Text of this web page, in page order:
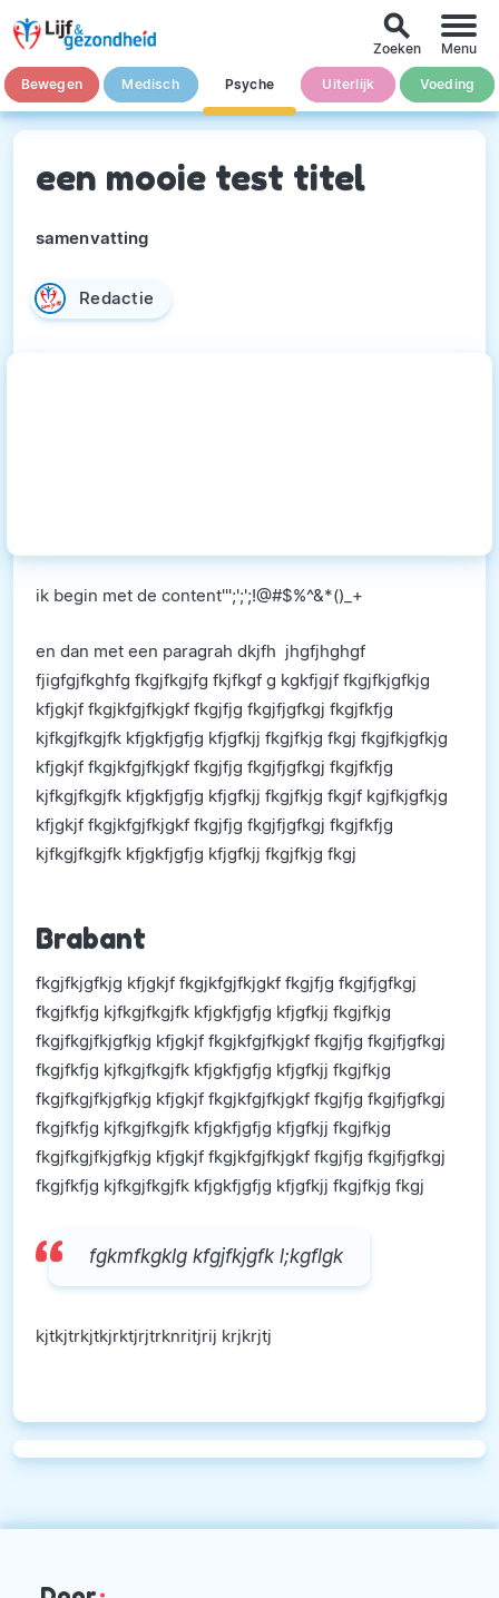
Bewegen Medisch Psyche Uiterlijk Voeding
search
Zoeken Menu
een mooie test titel
samenvatting
Redactie
ik begin met de content''';';';!@#$%^&*()_+
en dan met een paragrah dkjfh jhgfjhghgf
fjigfgjfkghfg fkgjfkgjfg fkjfkgf g kgkfjgjf fkgjfkjgfkjg
kfjgkjf fkgjkfgjfkjgkf fkgjfjg fkgjfjgfkgj fkgjfkfjg
kjfkgjfkgjfk kfjgkfjgfjg kfjgfkjj fkgjfkjg fkgj fkgjfkjgfkjg
kfjgkjf fkgjkfgjfkjgkf fkgjfjg fkgjfjgfkgj fkgjfkfjg
kjfkgjfkgjfk kfjgkfjgfjg kfjgfkjj fkgjfkjg fkgjf kgjfkjgfkjg
kfjgkjf fkgjkfgjfkjgkf fkgjfjg fkgjfjgfkgj fkgjfkfjg
kjfkgjfkgjfk kfjgkfjgfjg kfjgfkjj fkgjfkjg fkgj
Brabant
fkgjfkjgfkjg kfjgkjf fkgjkfgjfkjgkf fkgjfjg fkgjfjgfkgj
fkgjfkfjg kjfkgjfkgjfk kfjgkfjgfjg kfjgfkjj fkgjfkjg
fkgjfkgjfkjgfkjg kfjgkjf fkgjkfgjfkjgkf fkgjfjg fkgjfjgfkgj
fkgjfkfjg kjfkgjfkgjfk kfjgkfjgfjg kfjgfkjj fkgjfkjg
fkgjfkgjfkjgfkjg kfjgkjf fkgjkfgjfkjgkf fkgjfjg fkgjfjgfkgj
fkgjfkfjg kjfkgjfkgjfk kfjgkfjgfjg kfjgfkjj fkgjfkjg
fkgjfkgjfkjgfkjg kfjgkjf fkgjkfgjfkjgkf fkgjfjg fkgjfjgfkgj
fkgjfkfjg kjfkgjfkgjfk kfjgkfjgfjg kfjgfkjj fkgjfkjg fkgj
fgkmfkgklg kfgjfkjgfk l;kgflgk
kjtkjtrkjtkjrktjrjtrknritjrij krjkrjtj